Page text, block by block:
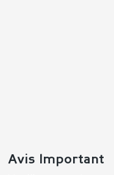
Avis Important